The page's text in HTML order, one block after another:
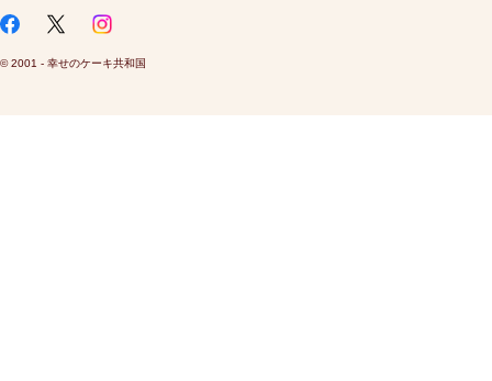
© 2001 - 幸せのケーキ共和国